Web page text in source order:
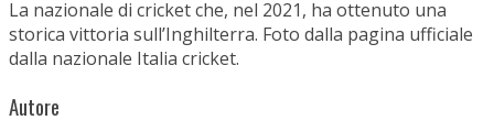
La nazionale di cricket che, nel 2021, ha ottenuto una
storica vittoria sull’Inghilterra. Foto dalla pagina ufficiale
dalla nazionale Italia cricket.
Autore